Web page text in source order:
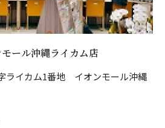
ール沖縄ライカム店
ライカム1番地 イオンモール沖縄